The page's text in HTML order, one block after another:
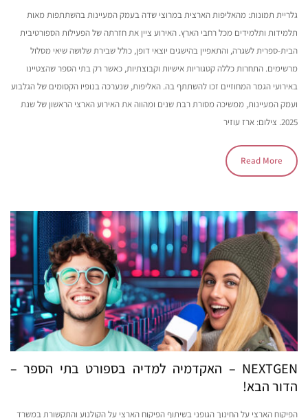
גלריית תמונות: מהאליפות הארצית במרוצי שדה בעמק המעיינות בהשתתפות מאות
תלמידות ותלמידים מכל רחבי הארץ. האירוע ציין את חזרתה של הפעילות הספורטיבית
הבית-ספרית לשגרה, והתאפיין בהישגים יוצאי דופן, כולל שבירת שלושה שיאי מסלול
מרשימים. התחרות כללה קטגוריות אישיות וקבוצתיות, כאשר רק בתי הספר שהצטיינו
באירועי הגמר המחוזיים זכו להשתתף בה. האליפות, שנערכה בנופיו הקסומים של הגלבוע
ועמק המעיינות, ממשיכה מסורת רבת שנים ומהווה את האירוע הארצי הראשון של שנת
2025. צילום: ארז עוזיר
Read More
NEXTGEN – האקדמיה למדיה בספורט בתי הספר –
הדור הבא!
הפיקוח הארצי על החינוך הגופני בשיתוף הפיקוח הארצי על הקולנוע והתקשורת במשרד